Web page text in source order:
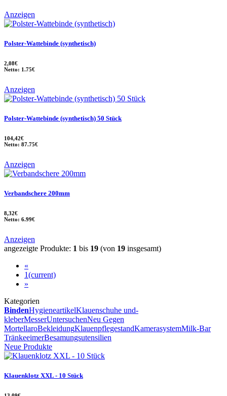
Anzeigen
Polster-Wattebinde (synthetisch)
2,08€
Netto: 1.75€
Anzeigen
Polster-Wattebinde (synthetisch) 50 Stück
104,42€
Netto: 87.75€
Anzeigen
Verbandschere 200mm
8,32€
Netto: 6.99€
Anzeigen
angezeigte Produkte: 1 bis 19 (von 19 insgesamt)
«
1(current)
»
Kategorien
BindenHygieneartikelKlauenschuhe und-
kleberMesserUntersuchenNeu Gegen
MortellaroBekleidungKlauenpflegestandKamerasystemMilk-Bar
TränkeeimerBesamungsutensilien
Neue Produkte
Klauenklotz XXL - 10 Stück